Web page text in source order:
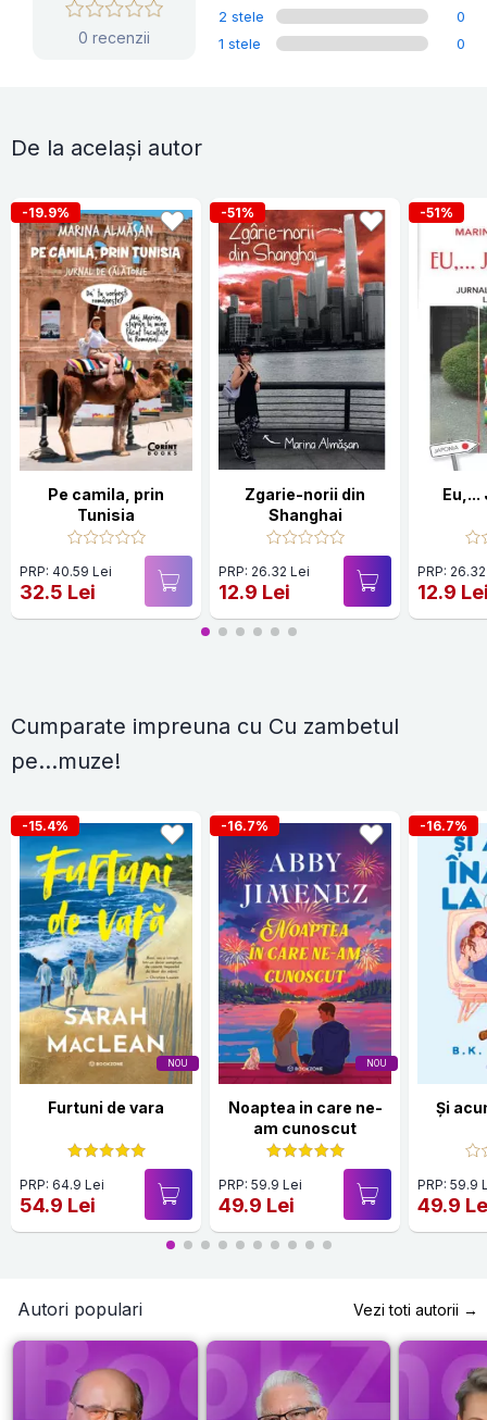
0 recenzii
2 stele
0
1 stele
0
De la același autor
-19.9%
Pe camila, prin
Tunisia
PRP: 40.59 Lei
32.5 Lei
-51%
Zgarie-norii din
Shanghai
PRP: 26.32 Lei
12.9 Lei
-51%
Eu,...
PRP:
12.9
Cumparate impreuna cu Cu zambetul
pe...muze!
NOU
-15.4%
Furtuni de vara
PRP: 64.9 Lei
54.9 Lei
NOU
-16.7%
Noaptea in care ne-
am cunoscut
PRP: 59.9 Lei
49.9 Lei
-16.7%
Și
PRP: 59.9
49.9
Autori populari Vezi toti autorii →